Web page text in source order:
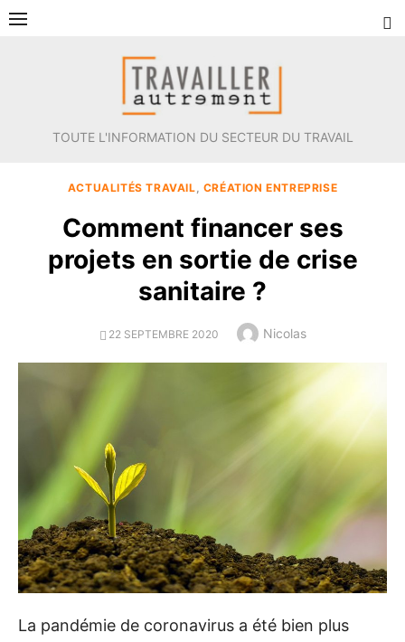
Aller
TOUTE L'INFORMATION DU SECTEUR DU TRAVAIL
ACTUALITÉS TRAVAIL CRÉATION ENTREPRISE
Comment financer ses
projets en sortie de crise
sanitaire ?
POSTED
22 SEPTEMBRE 2020 Author
Nicolas
La pandémie de coronavirus a été bien plus